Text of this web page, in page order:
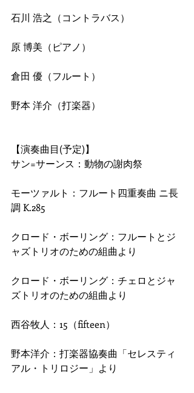
石川 浩之（コントラバス）
原 博美（ピアノ）
倉田 優（フルート）
野本 洋介（打楽器）
【演奏曲目(予定)】
サン=サーンス：動物の謝肉祭
モーツァルト：フルート四重奏曲 ニ長
調 K.285
クロード・ボーリング：フルートとジ
ャズトリオのための組曲より
クロード・ボーリング：チェロとジャ
ズトリオのための組曲より
西谷牧人：15（fifteen）
野本洋介：打楽器協奏曲「セレスティ
アル・トリロジー」より